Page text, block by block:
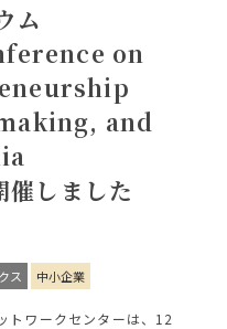
ム
on
and
しました
ス 中小企業
トワークセンターは、12